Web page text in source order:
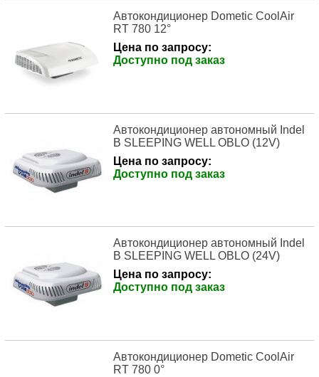
Автокондиционер Dometic CoolAir
RT 780 12°
Цена по запросу:
Доступно под заказ
Автокондиционер автономный Indel
B SLEEPING WELL OBLO (12V)
Цена по запросу:
Доступно под заказ
Автокондиционер автономный Indel
B SLEEPING WELL OBLO (24V)
Цена по запросу:
Доступно под заказ
Автокондиционер Dometic CoolAir
RT 780 0°